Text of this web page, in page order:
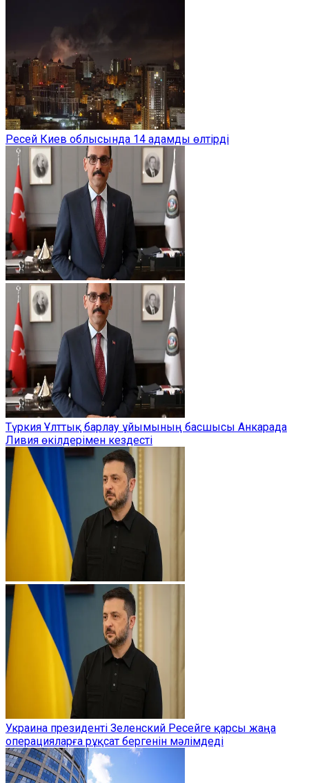
Ресей Киев облысында 14 адамды өлтірді
Түркия Ұлттық барлау ұйымының басшысы Анкарада
Ливия өкілдерімен кездесті
Украина президенті Зеленский Ресейге қарсы жаңа
операцияларға рұқсат бергенін мәлімдеді